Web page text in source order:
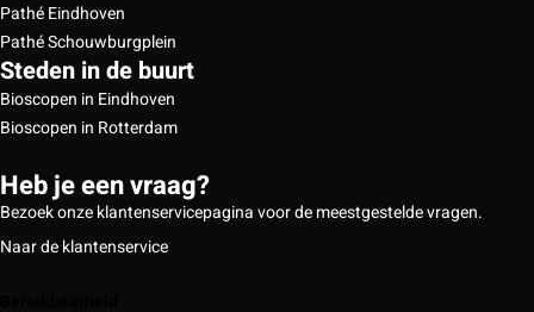
Pathé Eindhoven
Pathé Schouwburgplein
Steden in de buurt
Bioscopen in Eindhoven
Bioscopen in Rotterdam
Heb je een vraag?
Bezoek onze klantenservicepagina voor de meestgestelde vragen.
Naar de klantenservice